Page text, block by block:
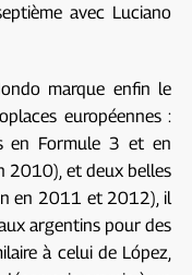
avec Luciano
marque enfin le
européennes :
en Formule 3 et en
2010), et deux belles
en 2011 et 2012), il
argentins pour des
à celui de López,